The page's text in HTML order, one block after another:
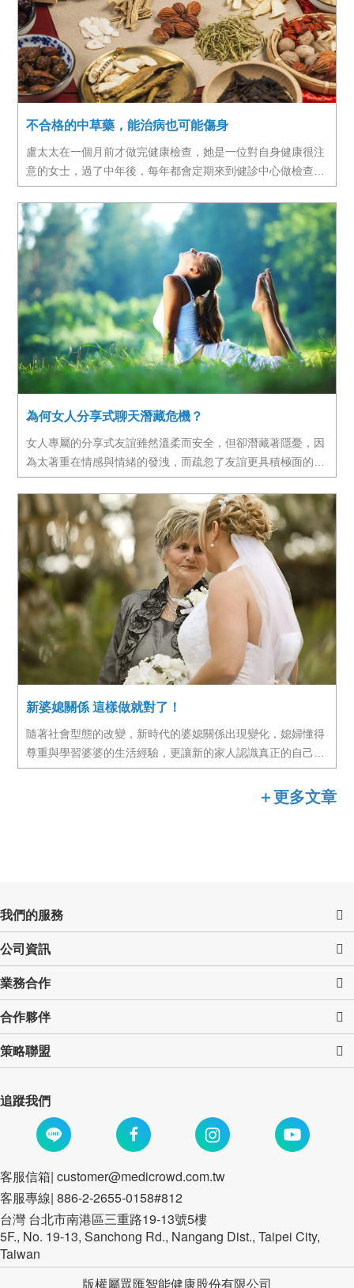
不合格的中草藥，能治病也可能傷身
盧太太在一個月前才做完健康檢查，她是一位對自身健康很注
意的女士，過了中年後，每年都會定期來到健診中心做檢查，
她的健檢報告顯示健康狀況一直很不錯，但我看到她上個月健
檢時的抽血報告，GOT、GPT兩個顯示肝功能狀態的指數，
都超過標準，很明顯是異常，加上GGT也過高，通常GGT過
高表示是酒精性、藥物性或病毒性的肝炎症狀，所以我直覺地
懷疑「會不會是用藥問題？」因為盧太太之前的生活飲食都很
正常，不可能一年之間就有改變.....
為何女人分享式聊天潛藏危機？
女人專屬的分享式友誼雖然溫柔而安全，但卻潛藏著隱憂，因
為太著重在情感與情緒的發洩，而疏忽了友誼更具積極面的功
效。
新婆媳關係 這樣做就對了！
隨著社會型態的改變，新時代的婆媳關係出現變化，媳婦懂得
尊重與學習婆婆的生活經驗，更讓新的家人認識真正的自己，
才能營造互信互愛的新婆媳關係。
＋更多文章
我們的服務
公司資訊
業務合作
合作夥伴
策略聯盟
追蹤我們
客服信箱| customer@medicrowd.com.tw
客服專線| 886-2-2655-0158#812
台灣 台北市南港區三重路19-13號5樓
5F., No. 19-13, Sanchong Rd., Nangang Dist., Taipei City,
Taiwan
版權屬眾匯智能健康股份有限公司